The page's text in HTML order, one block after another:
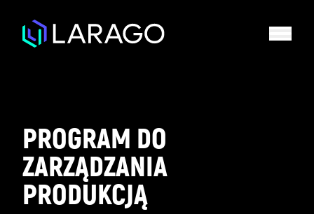
PROGRAM DO
ZARZĄDZANIA
PRODUKCJĄ